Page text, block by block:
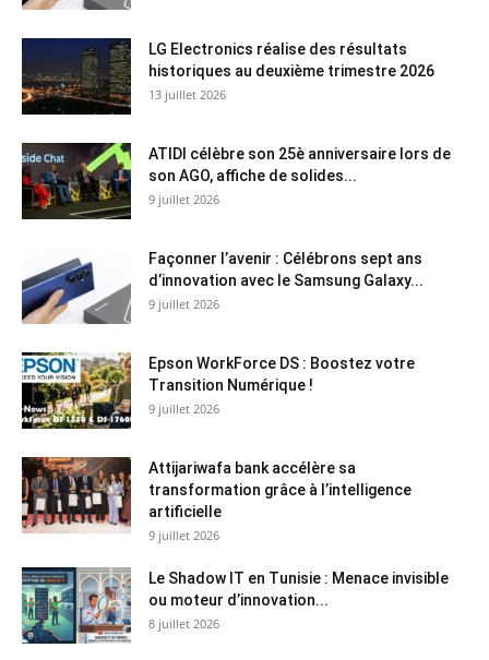
LG Electronics réalise des résultats
historiques au deuxième trimestre 2026
13 juillet 2026
ATIDI célèbre son 25è anniversaire lors de
son AGO, affiche de solides...
9 juillet 2026
Façonner l’avenir : Célébrons sept ans
d’innovation avec le Samsung Galaxy...
9 juillet 2026
Epson WorkForce DS : Boostez votre
Transition Numérique !
9 juillet 2026
Attijariwafa bank accélère sa
transformation grâce à l’intelligence
artificielle
9 juillet 2026
Le Shadow IT en Tunisie : Menace invisible
ou moteur d’innovation...
8 juillet 2026